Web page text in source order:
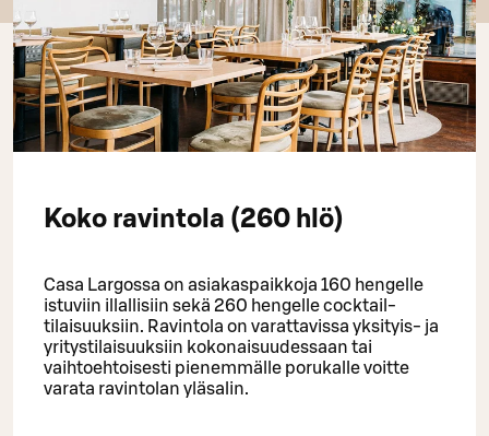
Koko ravintola (260 hlö)
Casa Largossa on asiakaspaikkoja 160 hengelle
istuviin illallisiin sekä 260 hengelle cocktail-
tilaisuuksiin. Ravintola on varattavissa yksityis- ja
yritystilaisuuksiin kokonaisuudessaan tai
vaihtoehtoisesti pienemmälle porukalle voitte
varata ravintolan yläsalin.